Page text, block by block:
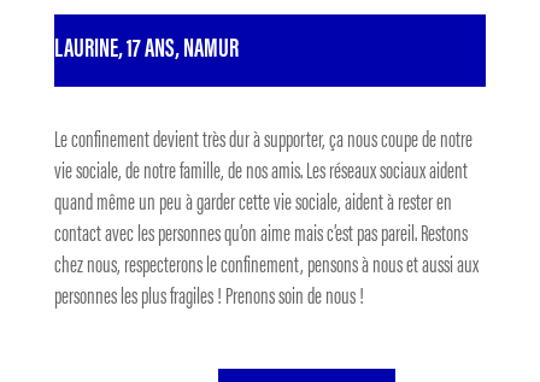
LAURINE, 17 ANS, NAMUR
Le confinement devient très dur à supporter, ça nous coupe de notre
vie sociale, de notre famille, de nos amis. Les réseaux sociaux aident
quand même un peu à garder cette vie sociale, aident à rester en
contact avec les personnes qu’on aime mais c’est pas pareil. Restons
chez nous, respecterons le confinement, pensons à nous et aussi aux
personnes les plus fragiles ! Prenons soin de nous !